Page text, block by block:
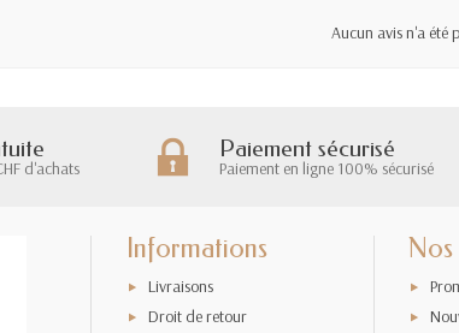
Aucun avis n'a été
d'achats
Paiement sécurisé
Paiement en ligne 100% sécurisé
Informations
Livraisons
Droit de retour